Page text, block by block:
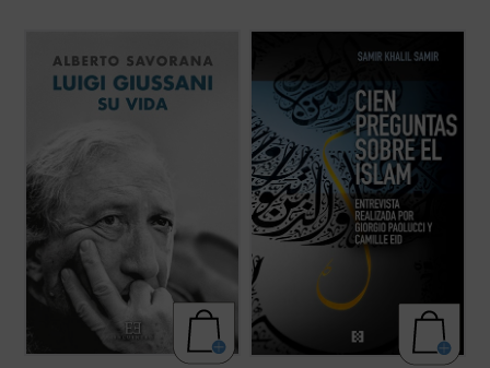
joven sacerdote italiano se da cuenta de
que la gran mayoría de los jóvenes con los
que se encuentra, pertenecientes a una
sociedad aparentemente cristiana,
significativos acontecimientos --conflictos
terroristas, revueltas ciudadanas--
relacionados con la religión islámica que
han afectado de lleno a nuestras vidas.
Esto ...
(ver ficha)